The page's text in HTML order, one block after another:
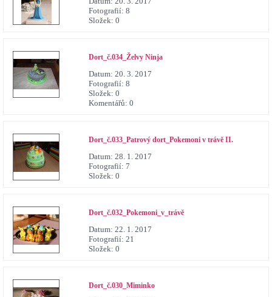
Fotografií: 8
Složek: 0
Dort_č.034_Želvy Ninja
Datum: 20. 3. 2017
Fotografií: 8
Složek: 0
Komentářů: 0
Dort_č.033_Patrový dort_Pokemoni v trávě II.
Datum: 28. 1. 2017
Fotografií: 7
Složek: 0
Dort_č.032_Pokemoni_v_trávě
Datum: 22. 1. 2017
Fotografií: 21
Složek: 0
Dort_č.030_Miminko